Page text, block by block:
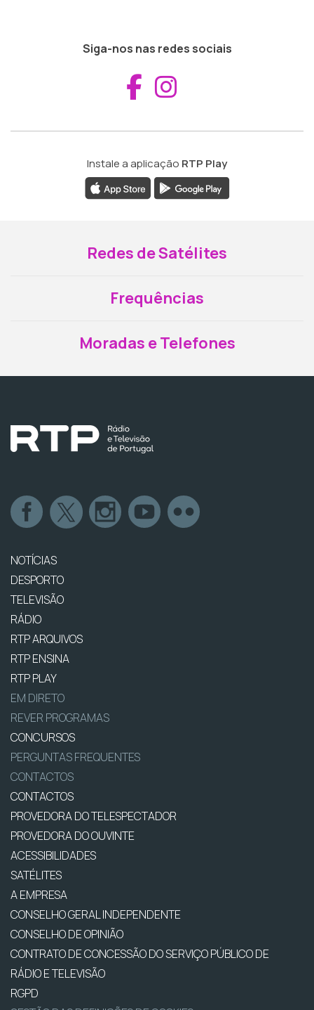
Siga-nos nas redes sociais
Aceder ao
Instale a aplicação RTP Play
Redes de Satélites
Frequências
Moradas e Telefones
NOTÍCIAS
DESPORTO
TELEVISÃO
RÁDIO
RTP ARQUIVOS
RTP ENSINA
RTP PLAY
EM DIRETO
REVER PROGRAMAS
CONCURSOS
PERGUNTAS FREQUENTES
CONTACTOS
CONTACTOS
PROVEDORA DO TELESPECTADOR
PROVEDORA DO OUVINTE
ACESSIBILIDADES
SATÉLITES
A EMPRESA
CONSELHO GERAL INDEPENDENTE
CONSELHO DE OPINIÃO
CONTRATO DE CONCESSÃO DO SERVIÇO PÚBLICO DE
RÁDIO E TELEVISÃO
RGPD